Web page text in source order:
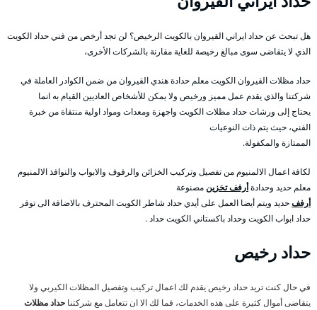
هل تبحث عن حداد ايراني القيروان بالكويت الرخيص؟ لن تجد أرخص من فني حداد الكويت
الذي لا يتقاضى سوى مبالغ رخيصة للغاية مقارنة بالشركات الأخرى،
حداد مظلات القيروان الكويت معلم حدادة هندي القيروان من ضمن الكوادر العاملة في
شركتنا والذي يقدم عمل مميز ورخيص ولا يمكن للأشخاص العاديين القيام به انما
يحتاج إلى ورشات حداد مظلات الكويت واجهزة ومعدات ومواد اولية منتقاة من خبرة
الفني، حيث يتم ذات النوعيات
الممتازة والمكفولة.
لكافة اعمال الالمنيوم من تفصيل وتركيب الخزائن والرفوف والابواب والنوافذ الالمنيوم
معلم حديد وحدادةأرفف تخزينمصنوعة
أرففحديد ويتم أيضا العمل على أيدي حداد شاطر الكويت المحترف بالاضافة الى توفر
حداد ابواب الكويت وحداد باكستاني الكويت حداد .
حداد رخيص
في حال كنت تريد حداد رخيص يقدم لك اعمال تركيب وتفصيل المظلات الكيربي ولا
يتقاضى أموال كثيرة على هذه الخدمات، فما لك الا ان تتعامل مع شركتنا حداد مظلات